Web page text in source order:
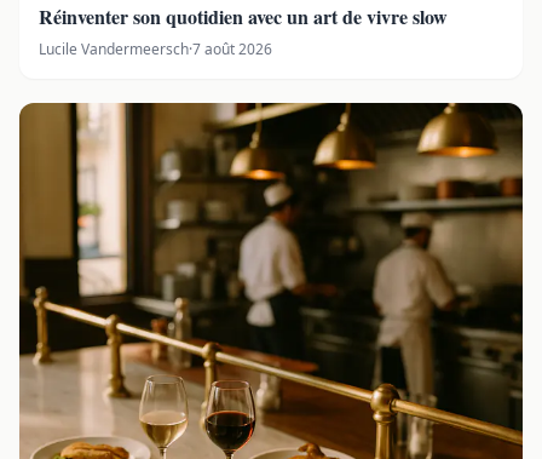
Réinventer son quotidien avec un art de vivre slow
Lucile Vandermeersch·7 août 2026